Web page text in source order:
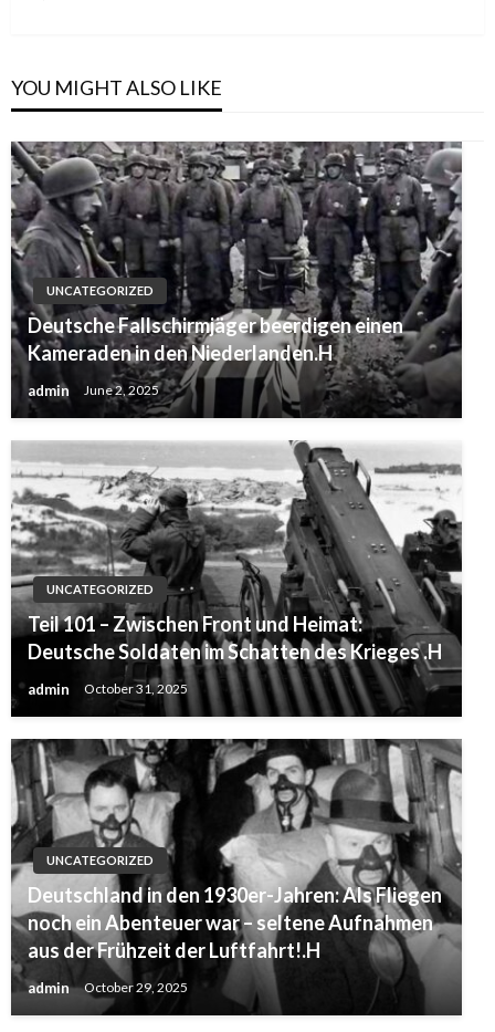
YOU MIGHT ALSO LIKE
UNCATEGORIZED
Deutsche Fallschirmjäger beerdigen einen
Kameraden in den Niederlanden.H
admin June 2, 2025
UNCATEGORIZED
Teil 101 – Zwischen Front und Heimat:
Deutsche Soldaten im Schatten des Krieges .H
admin October 31, 2025
UNCATEGORIZED
Deutschland in den 1930er-Jahren: Als Fliegen
noch ein Abenteuer war – seltene Aufnahmen
aus der Frühzeit der Luftfahrt!.H
admin October 29, 2025